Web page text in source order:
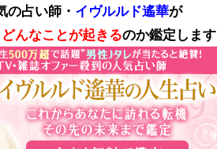
の占い師・ イヴルルド遙華が
どんなことが起きるのか鑑定します